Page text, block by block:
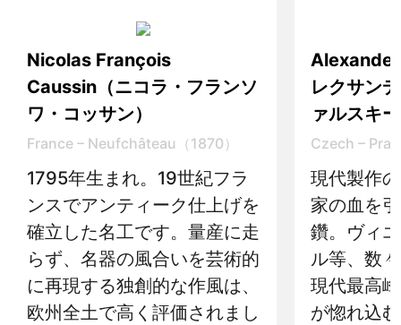
Nicolas François
Caussin（ニコラ・フランソ
ワ・コッサン）
France – Neufchâteau（1870）
1795年生まれ。19世紀フラ
ンスでアンティーク仕上げを
確立した名工です。量産に走
らず、名器の風合いを芸術的
に再現する独創的な作風は、
欧州全土で高く評価されまし
レクサン
ァルスキ
Czech –
現代製作
家の血を
鑽。ヴィ
ル等、数
現代最高
が惚れ込